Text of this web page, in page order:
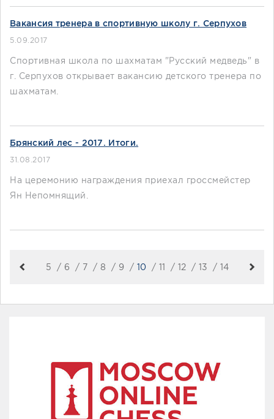
Вакансия тренера в спортивную школу г. Серпухов
5.09.2017
Спортивная школа по шахматам "Русский медведь" в
г. Серпухов открывает вакансию детского тренера по
шахматам.
Брянский лес - 2017. Итоги.
31.08.2017
На церемонию награждения приехал гроссмейстер
Ян Непомнящий.
5 6 7 8 9 10 11 12 13 14